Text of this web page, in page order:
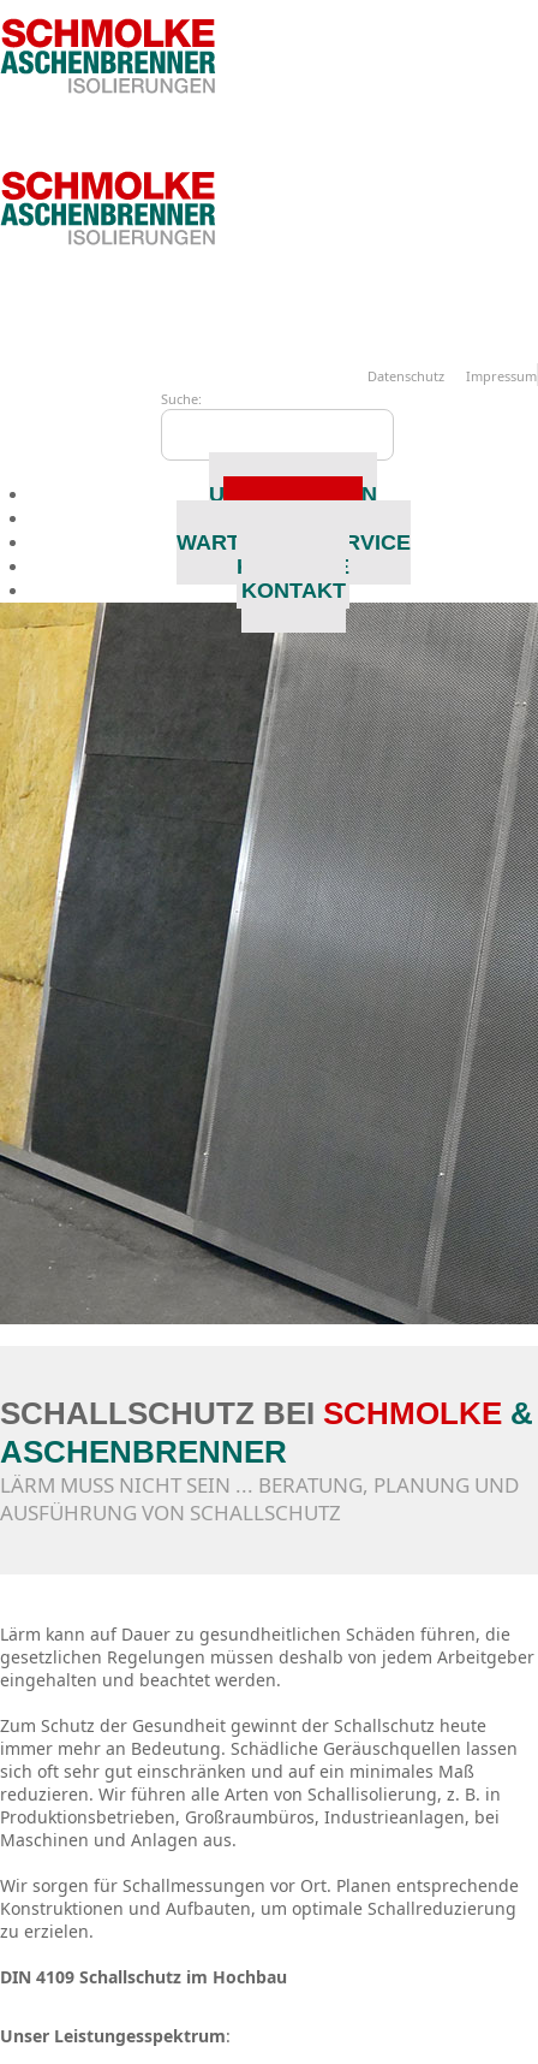
Datenschutz
Impressum
Suche:
UNTERNEHMEN
WARTUNG & SERVICE
KARRIERE
KONTAKT
SCHALLSCHUTZ BEI SCHMOLKE &
ASCHENBRENNER
LÄRM MUSS NICHT SEIN ... BERATUNG, PLANUNG UND
AUSFÜHRUNG VON SCHALLSCHUTZ
Lärm kann auf Dauer zu gesundheitlichen Schäden führen, die
gesetzlichen Regelungen müssen deshalb von jedem Arbeitgeber
eingehalten und beachtet werden.
Zum Schutz der Gesundheit gewinnt der Schallschutz heute
immer mehr an Bedeutung. Schädliche Geräuschquellen lassen
sich oft sehr gut einschränken und auf ein minimales Maß
reduzieren. Wir führen alle Arten von Schallisolierung, z. B. in
Produktionsbetrieben, Großraumbüros, Industrieanlagen, bei
Maschinen und Anlagen aus.
Wir sorgen für Schallmessungen vor Ort. Planen entsprechende
Konstruktionen und Aufbauten, um optimale Schallreduzierung
zu erzielen.
DIN 4109 Schallschutz im Hochbau
Unser Leistungesspektrum: